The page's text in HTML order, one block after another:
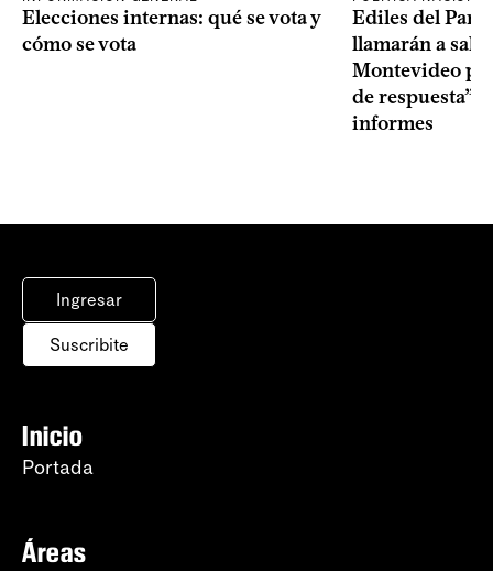
Elecciones internas: qué se vota y
cómo se vota
Ediles del
llamarán a sala
Montevideo
de respuesta”
informes
Ingresar
Suscribite
Inicio
Portada
Áreas